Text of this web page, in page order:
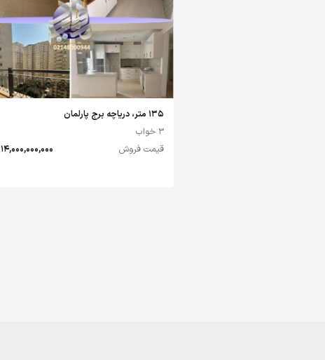
135 متر، دریاچه برج پارلمان
3 خواب
قیمت فروش
14,000,000,000 تومان